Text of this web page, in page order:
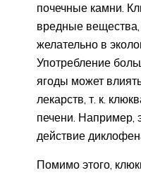
почечные камни.
вредные
желательно в
Употребление
ягоды может
лекарств, т. к.
печени. Например,
действие
Помимо этого,